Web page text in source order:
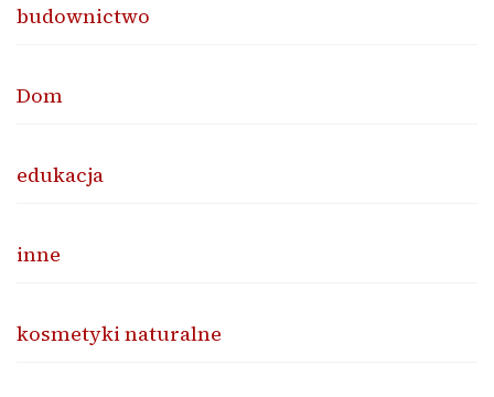
budownictwo
Dom
edukacja
inne
kosmetyki naturalne